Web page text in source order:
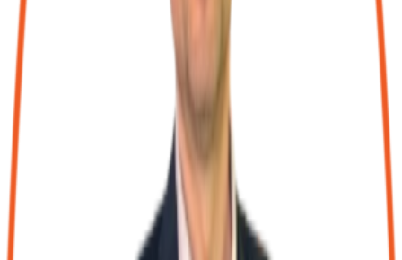
Les Avantages du Réseau